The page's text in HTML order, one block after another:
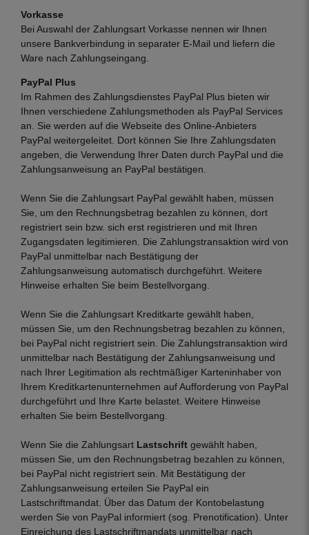
Vorkasse
Bei Auswahl der Zahlungsart Vorkasse nennen wir Ihnen
unsere Bankverbindung in separater E-Mail und liefern die
Ware nach Zahlungseingang.
PayPal Plus
Im Rahmen des Zahlungsdienstes PayPal Plus bieten wir
Ihnen verschiedene Zahlungsmethoden als PayPal Services
an. Sie werden auf die Webseite des Online-Anbieters
PayPal weitergeleitet. Dort können Sie Ihre Zahlungsdaten
angeben, die Verwendung Ihrer Daten durch PayPal und die
Zahlungsanweisung an PayPal bestätigen.
Wenn Sie die Zahlungsart PayPal gewählt haben, müssen
Sie, um den Rechnungsbetrag bezahlen zu können, dort
registriert sein bzw. sich erst registrieren und mit Ihren
Zugangsdaten legitimieren. Die Zahlungstransaktion wird von
PayPal unmittelbar nach Bestätigung der
Zahlungsanweisung automatisch durchgeführt. Weitere
Hinweise erhalten Sie beim Bestellvorgang.
Wenn Sie die Zahlungsart Kreditkarte gewählt haben,
müssen Sie, um den Rechnungsbetrag bezahlen zu können,
bei PayPal nicht registriert sein. Die Zahlungstransaktion wird
unmittelbar nach Bestätigung der Zahlungsanweisung und
nach Ihrer Legitimation als rechtmäßiger Karteninhaber von
Ihrem Kreditkartenunternehmen auf Aufforderung von PayPal
durchgeführt und Ihre Karte belastet. Weitere Hinweise
erhalten Sie beim Bestellvorgang.
Wenn Sie die Zahlungsart Lastschrift gewählt haben,
müssen Sie, um den Rechnungsbetrag bezahlen zu können,
bei PayPal nicht registriert sein. Mit Bestätigung der
Zahlungsanweisung erteilen Sie PayPal ein
Lastschriftmandat. Über das Datum der Kontobelastung
werden Sie von PayPal informiert (sog. Prenotification). Unter
Einreichung des Lastschriftmandats unmittelbar nach